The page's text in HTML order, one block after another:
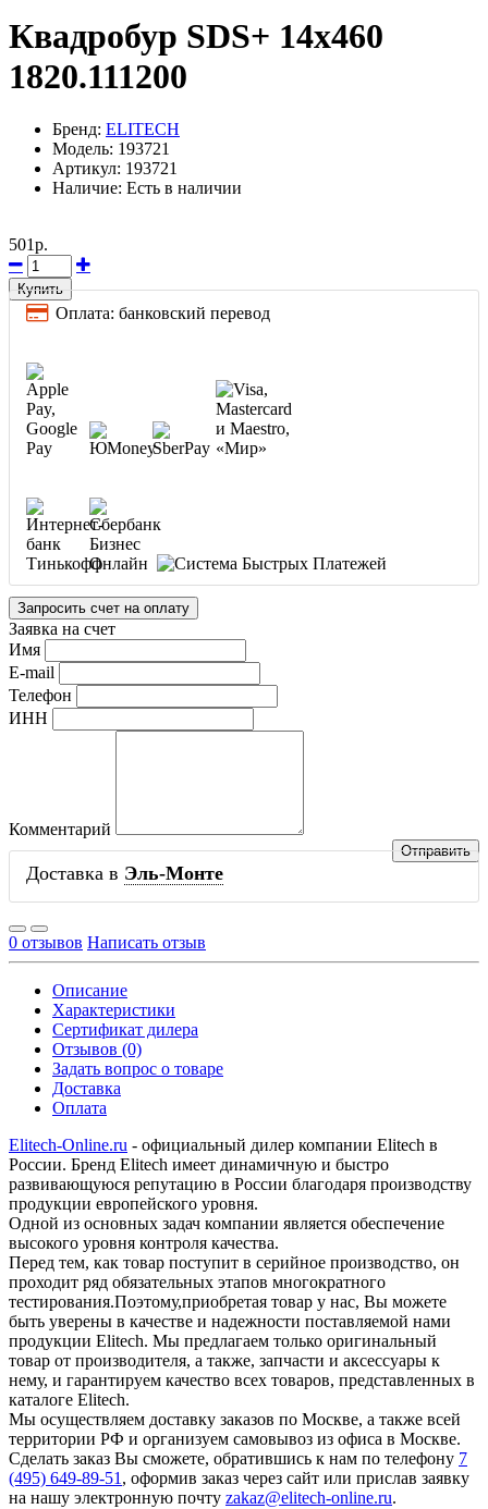
Квадробур SDS+ 14х460
1820.111200
Бренд: ELITECH
Модель: 193721
Артикул: 193721
Наличие: Есть в наличии
501р.
Купить
Оплата: банковский перевод
Запросить счет на оплату
Заявка на счет
Имя
E-mail
Телефон
ИНН
Комментарий
Доставка в Эль-Монте
0 отзывов Написать отзыв
Описание
Характеристики
Сертификат дилера
Отзывов (0)
Задать вопрос о товаре
Доставка
Оплата
Elitech-Online.ru - официальный дилер компании Elitech в
России. Бренд Elitech имеет динамичную и быстро
развивающуюся репутацию в России благодаря производству
продукции европейского уровня.
Одной из основных задач компании является обеспечение
высокого уровня контроля качества.
Перед тем, как товар поступит в серийное производство, он
проходит ряд обязательных этапов многократного
тестирования.Поэтому,приобретая товар у нас, Вы можете
быть уверены в качестве и надежности поставляемой нами
продукции Elitech. Мы предлагаем только оригинальный
товар от производителя, а также, запчасти и аксессуары к
нему, и гарантируем качество всех товаров, представленных в
каталоге Elitech.
Мы осуществляем доставку заказов по Москве, а также всей
территории РФ и организуем самовывоз из офиса в Москве.
Сделать заказ Вы сможете, обратившись к нам по телефону 7
(495) 649-89-51 , оформив заказ через сайт или прислав заявку
на нашу электронную почту zakaz@elitech-online.ru.